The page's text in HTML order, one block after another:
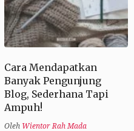
Cara Mendapatkan
Banyak Pengunjung
Blog, Sederhana Tapi
Ampuh!
Oleh Wientor Rah Mada